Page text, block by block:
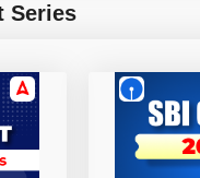
Series